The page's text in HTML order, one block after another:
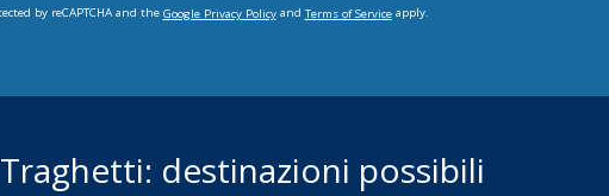
by reCAPTCHA and the Google Privacy Policyand Terms of Serviceapply.
destinazioni possibili